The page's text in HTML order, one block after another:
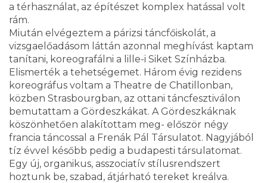
a térhasználat, az építészet komplex hatással volt
rám.
Miután elvégeztem a párizsi táncfőiskolát, a
vizsgaelőadásom láttán azonnal meghívást kaptam
tanítani, koreografálni a lille-i Siket Színházba.
Elismerték a tehetségemet. Három évig rezidens
koreográfus voltam a Theatre de Chatillonban,
közben Strasbourgban, az ottani táncfesztiválon
bemutattam a Gördeszkákat. A Gördeszkáknak
köszönhetően alakítottam meg- először négy
francia táncossal a Frenák Pál Társulatot. Nagyjából
tíz évvel később pedig a budapesti társulatomat.
Egy új, organikus, asszociatív stílusrendszert
hoztunk be, szabad, átjárható tereket kreálva.